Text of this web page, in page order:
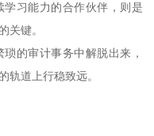
习能力的合作伙伴，则是
关键。
的审计事务中解脱出来，
轨道上行稳致远。